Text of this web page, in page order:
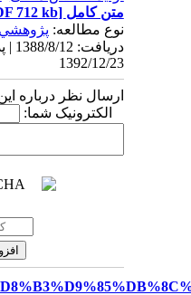
متن کامل[PDF 712 kb]
نوع مطالعه:پژوهشي|
1392/12/23
ارسال نظر درباره
الکترونیک شما: